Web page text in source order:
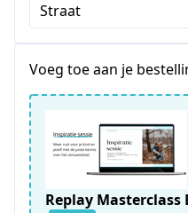
Straat
Voeg toe aan je
Replay